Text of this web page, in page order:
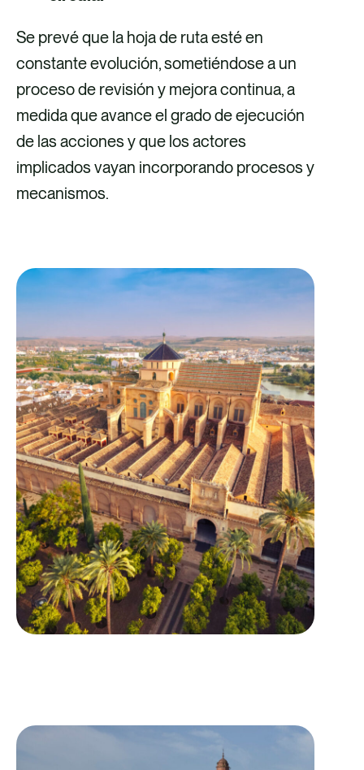
Se prevé que la hoja de ruta esté en
constante evolución, sometiéndose a un
proceso de revisión y mejora continua, a
medida que avance el grado de ejecución
de las acciones y que los actores
implicados vayan incorporando procesos y
mecanismos.